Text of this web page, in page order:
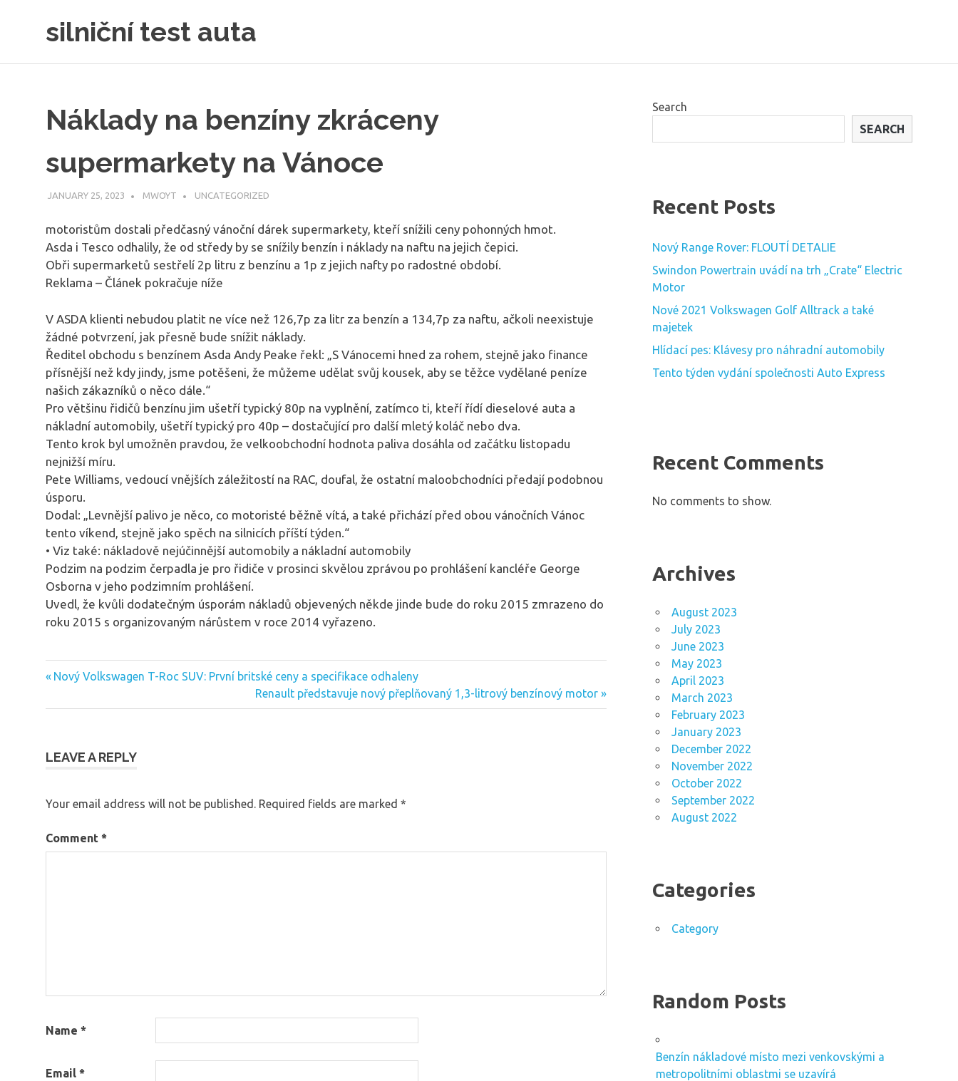
silniční test auta
Náklady na benzíny zkráceny
supermarkety na Vánoce
JANUARY 25, 2023 MWOYT UNCATEGORIZED
motoristům dostali předčasný vánoční dárek supermarkety, kteří snížili ceny pohonných hmot.
Asda i Tesco odhalily, že od středy by se snížily benzín i náklady na naftu na jejich čepici.
Obři supermarketů sestřelí 2p litru z benzínu a 1p z jejich nafty po radostné období.
Reklama – Článek pokračuje níže
V ASDA klienti nebudou platit ne více než 126,7p za litr za benzín a 134,7p za naftu, ačkoli neexistuje
žádné potvrzení, jak přesně bude snížit náklady.
Ředitel obchodu s benzínem Asda Andy Peake řekl: „S Vánocemi hned za rohem, stejně jako finance
přísnější než kdy jindy, jsme potěšeni, že můžeme udělat svůj kousek, aby se těžce vydělané peníze
našich zákazníků o něco dále.“
Pro většinu řidičů benzínu jim ušetří typický 80p na vyplnění, zatímco ti, kteří řídí dieselové auta a
nákladní automobily, ušetří typický pro 40p – dostačující pro další mletý koláč nebo dva.
Tento krok byl umožněn pravdou, že velkoobchodní hodnota paliva dosáhla od začátku listopadu
nejnižší míru.
Pete Williams, vedoucí vnějších záležitostí na RAC, doufal, že ostatní maloobchodníci předají podobnou
úsporu.
Dodal: „Levnější palivo je něco, co motoristé běžně vítá, a také přichází před obou vánočních Vánoc
tento víkend, stejně jako spěch na silnicích příští týden.“
• Viz také: nákladově nejúčinnější automobily a nákladní automobily
Podzim na podzim čerpadla je pro řidiče v prosinci skvělou zprávou po prohlášení kancléře George
Osborna v jeho podzimním prohlášení.
Uvedl, že kvůli dodatečným úsporám nákladů objevených někde jinde bude do roku 2015 zmrazeno do
roku 2015 s organizovaným nárůstem v roce 2014 vyřazeno.
Post
navigation
Previous
Nový Volkswagen T-Roc SUV: První britské ceny a specifikace odhaleny
Next
Post:
Renault představuje nový přeplňovaný 1,3-litrový benzínový motor
LEAVE A REPLY
Your email address will not be published. Required fields are marked *
Comment *
Name *
Email *
Search
SEARCH
Recent Posts
Nový Range Rover: FLOUTÍ DETALIE
Swindon Powertrain uvádí na trh „Crate“ Electric
Motor
Nové 2021 Volkswagen Golf Alltrack a také
majetek
Hlídací pes: Klávesy pro náhradní automobily
Tento týden vydání společnosti Auto Express
Recent Comments
No comments to show.
Archives
August 2023
July 2023
June 2023
May 2023
April 2023
March 2023
February 2023
January 2023
December 2022
November 2022
October 2022
September 2022
August 2022
Categories
Category
Random Posts
Benzín nákladové místo mezi venkovskými a
metropolitními oblastmi se uzavírá